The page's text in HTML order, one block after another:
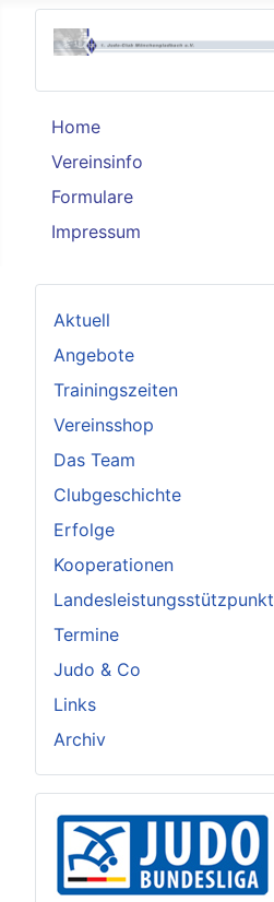
Home
Vereinsinfo
Formulare
Impressum
Aktuell
Angebote
Trainingszeiten
Vereinsshop
Das Team
Clubgeschichte
Erfolge
Kooperationen
Landesleistungsstützpunkt
Termine
Judo & Co
Links
Archiv